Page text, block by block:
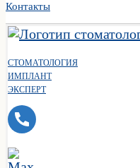
Контакты
СТОМАТОЛОГИЯ
ИМПЛАНТ
ЭКСПЕРТ